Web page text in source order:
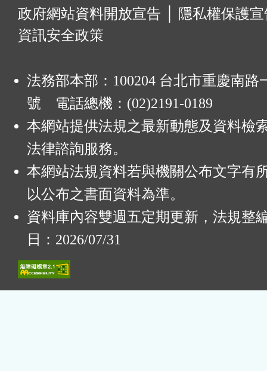
政府網站資料開放宣告
隱私權保護
資訊安全政策
法務部本部：100204 台北市重慶南路
號 電話總機：(02)2191-0189
本網站提供法規之最新動態及資料檢
法律諮詢服務。
本網站法規資料若與機關公布文字有
以公布之書面資料為準。
資料庫內容雙週五定期更新，法規整
日：2026/07/31